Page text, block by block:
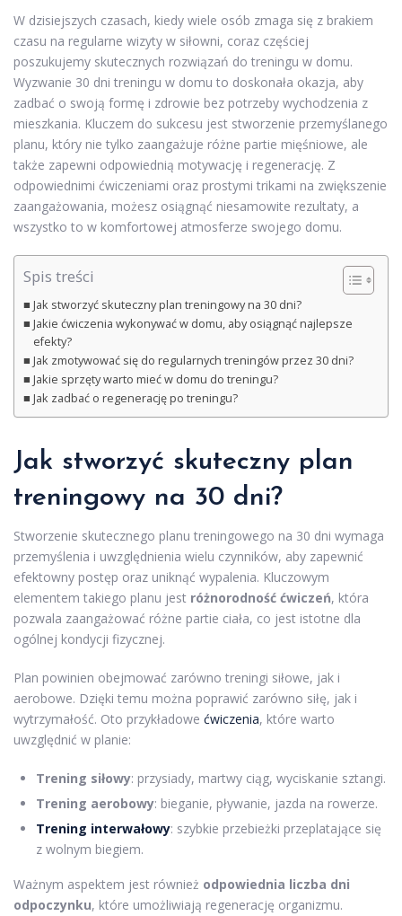
W dzisiejszych czasach, kiedy wiele osób zmaga się z brakiem
czasu na regularne wizyty w siłowni, coraz częściej
poszukujemy skutecznych rozwiązań do treningu w domu.
Wyzwanie 30 dni treningu w domu to doskonała okazja, aby
zadbać o swoją formę i zdrowie bez potrzeby wychodzenia z
mieszkania. Kluczem do sukcesu jest stworzenie przemyślanego
planu, który nie tylko zaangażuje różne partie mięśniowe, ale
także zapewni odpowiednią motywację i regenerację. Z
odpowiednimi ćwiczeniami oraz prostymi trikami na zwiększenie
zaangażowania, możesz osiągnąć niesamowite rezultaty, a
wszystko to w komfortowej atmosferze swojego domu.
Spis treści
Jak stworzyć skuteczny plan treningowy na 30 dni?
Jakie ćwiczenia wykonywać w domu, aby osiągnąć najlepsze
efekty?
Jak zmotywować się do regularnych treningów przez 30 dni?
Jakie sprzęty warto mieć w domu do treningu?
Jak zadbać o regenerację po treningu?
Jak stworzyć skuteczny plan
treningowy na 30 dni?
Stworzenie skutecznego planu treningowego na 30 dni wymaga
przemyślenia i uwzględnienia wielu czynników, aby zapewnić
efektowny postęp oraz uniknąć wypalenia. Kluczowym
elementem takiego planu jest różnorodność ćwiczeń, która
pozwala zaangażować różne partie ciała, co jest istotne dla
ogólnej kondycji fizycznej.
Plan powinien obejmować zarówno treningi siłowe, jak i
aerobowe. Dzięki temu można poprawić zarówno siłę, jak i
wytrzymałość. Oto przykładowe ćwiczenia, które warto
uwzględnić w planie:
Trening siłowy: przysiady, martwy ciąg, wyciskanie sztangi.
Trening aerobowy: bieganie, pływanie, jazda na rowerze.
Trening interwałowy: szybkie przebieżki przeplatające się
z wolnym biegiem.
Ważnym aspektem jest również odpowiednia liczba dni
odpoczynku, które umożliwiają regenerację organizmu.